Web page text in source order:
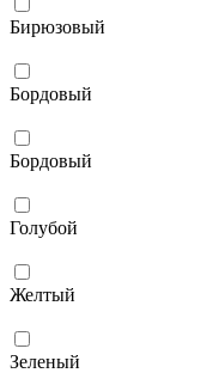
Бирюзовый
Бордовый
Бордовый
Голубой
Желтый
Зеленый